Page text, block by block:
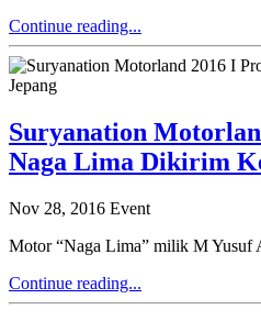
Continue reading...
Suryanation
Naga Lima Dikirim
Nov 28, 2016 Event
Motor “Naga Lima” milik M Yusuf
Continue reading...